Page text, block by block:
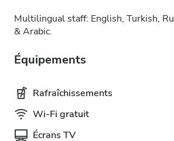
Multilingual staff: English, Turkish,
& Arabic.
Équipements
Rafraîchissements
Wi-Fi gratuit
Écrans TV